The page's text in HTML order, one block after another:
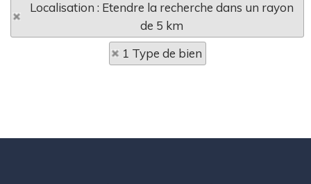
Localisation : Etendre la recherche dans un rayon
de 5 km
1 Type de bien